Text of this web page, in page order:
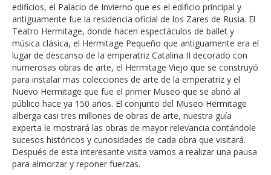
edificios, el Palacio de Invierno que es el edificio principal y
antiguamente fue la residencia oficial de los Zares de Rusia. El
Teatro Hermitage, donde hacen espectáculos de ballet y
música clásica, el Hermitage Pequeño que antiguamente era el
lugar de descanso de la emperatriz Catalina II decorado con
numerosas obras de arte, el Hermitage Viejo que se construyó
para instalar mas colecciones de arte de la emperatriz y el
Nuevo Hermitage que fue el primer Museo que se abrió al
público hace ya 150 años. El conjunto del Museo Hermitage
alberga casi tres millones de obras de arte, nuestra guía
experta le mostrará las obras de mayor relevancia contándole
sucesos históricos y curiosidades de cada obra que visitará.
Después de esta interesante visita vamos a realizar una pausa
para almorzar y reponer fuerzas.